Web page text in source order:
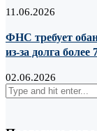
11.06.2026
ФНС требует
из-за долга
02.06.2026